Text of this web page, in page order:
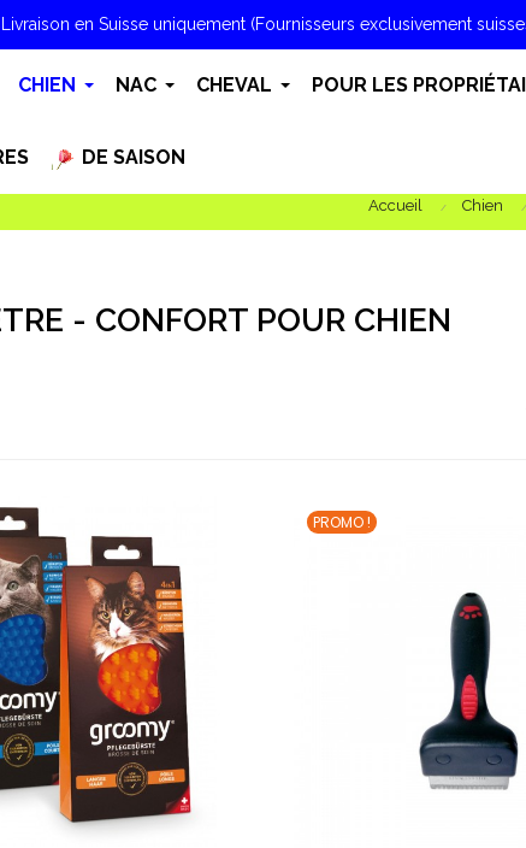
Livraison en Suisse uniquement (Fournisseurs exclusivement
CHIEN NAC CHEVAL POUR LES
DE SAISON
Accueil Chien
- CONFORT POUR CHIEN
PROMO !